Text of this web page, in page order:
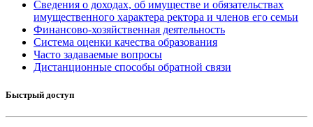
Сведения о доходах, об имуществе и обязательствах
имущественного характера ректора и членов его семьи
Финансово-хозяйственная деятельность
Система оценки качества образования
Часто задаваемые вопросы
Дистанционные способы обратной связи
Быстрый доступ